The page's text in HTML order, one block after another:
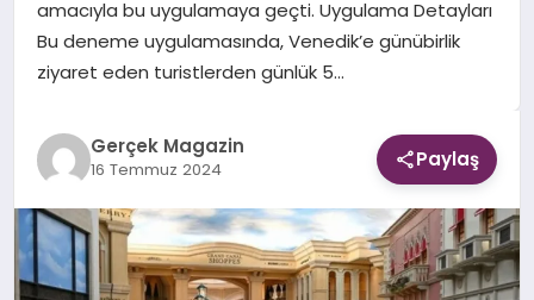
amacıyla bu uygulamaya geçti. Uygulama Detayları
Bu deneme uygulamasında, Venedik’e günübirlik
ziyaret eden turistlerden günlük 5…
Gerçek Magazin
16 Temmuz 2024 Paylaş